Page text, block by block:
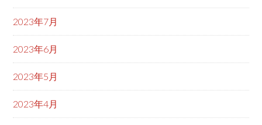
2023年7月
2023年6月
2023年5月
2023年4月